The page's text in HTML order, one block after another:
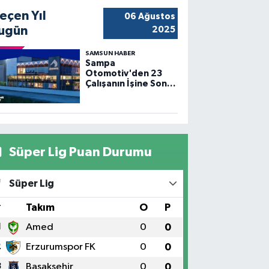
Yıl
06 Ağustos
2025
SAMSUN HABER
Sampa
Otomotiv'den 23
Çalışanın İşine Son
Süper Lig Puan Durumu
Süper Lig
Takım O P
Amed 0 0
Erzurumspor FK 0 0